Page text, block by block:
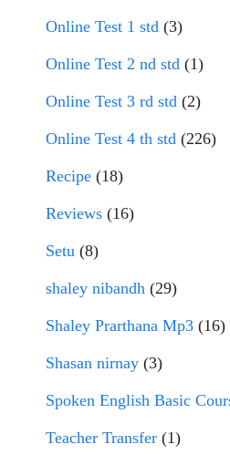
Online Test 1 std (3)
Online Test 2 nd std (1)
Online Test 3 rd std (2)
Online Test 4 th std (226)
Recipe (18)
Reviews (16)
Setu (8)
shaley nibandh (29)
Shaley Prarthana Mp3 (16)
Shasan nirnay (3)
Spoken English Basic
Teacher Transfer (1)